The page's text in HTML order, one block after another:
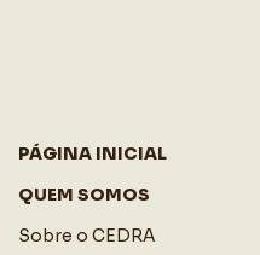
PÁGINA INICIAL
QUEM SOMOS
Sobre o CEDRA